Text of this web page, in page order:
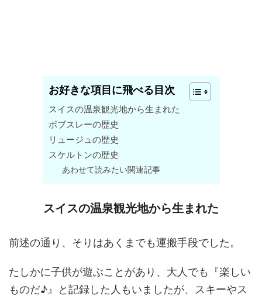
お好きな項目に飛べる目次
スイスの温泉観光地から生まれた
ボブスレーの歴史
リュージュの歴史
スケルトンの歴史
あわせて読みたい関連記事
スイスの温泉観光地から生まれた
前述の通り、そりはあくまでも運搬手段でした。
たしかに子供が遊ぶことがあり、大人でも『楽しい
ものだ♪』と記録した人もいましたが、スキーやス